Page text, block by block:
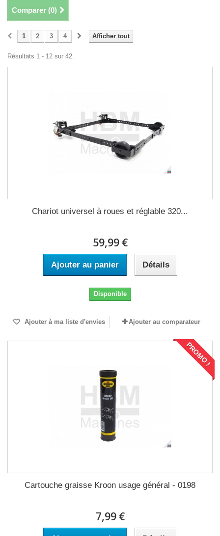
Comparer (0)
Afficher tout
1 2 3 4
Résultats 1 - 12 sur 42.
Chariot universel à roues et réglable 320...
59,99 €
Ajouter au panier Détails
Disponible
Ajouter à ma liste d'envies Ajouter au comparateur
PROMO !
Cartouche graisse Kroon usage général - 0198
7,99 €